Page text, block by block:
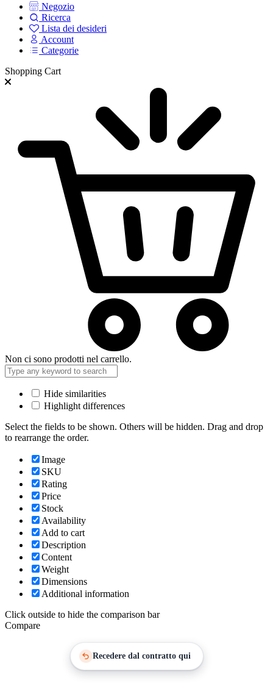
Negozio
Ricerca
Lista dei desideri
Account
Categorie
Shopping Cart
Non ci sono prodotti nel carrello.
Hide similarities
Highlight differences
Select the fields to be shown. Others will be hidden. Drag and drop
to rearrange the order.
Image
SKU
Rating
Price
Stock
Availability
Add to cart
Description
Content
Weight
Dimensions
Additional information
Click outside to hide the comparison bar
Compare
Recedere dal contratto qui